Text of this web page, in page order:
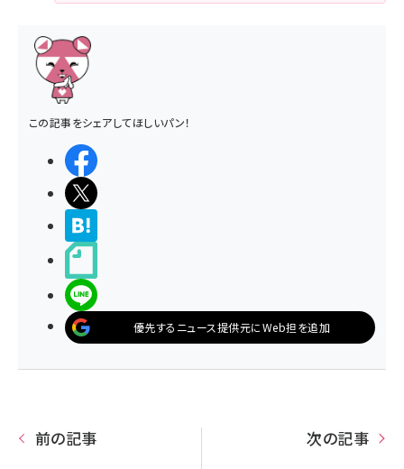
この記事をシェアしてほしいパン！
優先するニュース提供元にWeb担を追加
前の記事 次の記事